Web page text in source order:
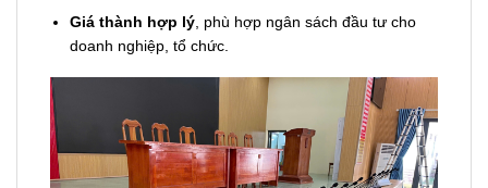
Giá thành hợp lý , phù hợp ngân sách đầu tư cho
doanh nghiệp, tổ chức.